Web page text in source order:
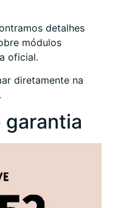
detalhes
módulos
oficial.
diretamente na
garantia